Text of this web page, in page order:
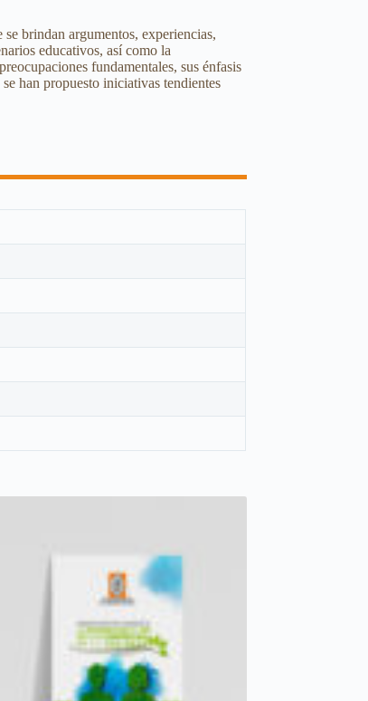
brindan argumentos, experiencias,
educativos, así como la
fundamentales, sus énfasis
han propuesto iniciativas tendientes